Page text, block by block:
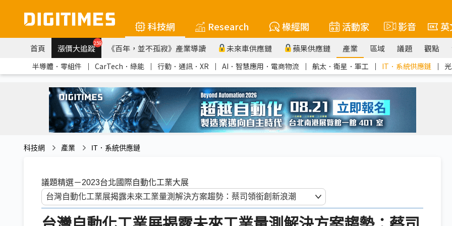
科技網 Research 椽經閣 活動家 影音
首頁 漲價大追蹤259 《百年，並不孤寂》產業導讀 未來車供應鏈 蘋果供應鏈 產業 區域 議題 觀點
半導體．零組件 ｜ CarTech．綠能 ｜ 行動．通訊．XR ｜ AI．智慧應用．電商物流 ｜ 航太．衛星．軍工 ｜ IT．系統供應鏈 ｜
科技網 產業 IT．系統供應鏈
議題精選－2023台北國際自動化工業大展